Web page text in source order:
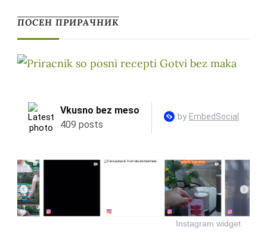
ПОСЕН ПРИРАЧНИК
Instagram widget